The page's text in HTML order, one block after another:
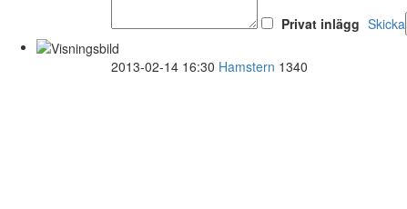
Privat inlägg Skicka
2013-02-14 16:30 Hamstern 1340